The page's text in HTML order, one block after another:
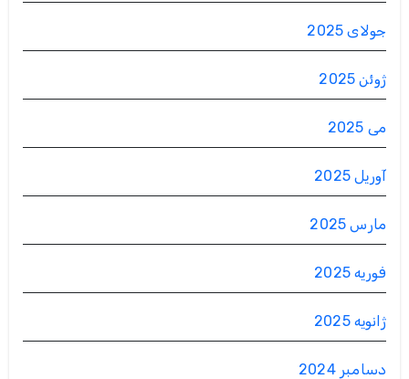
جولای 2025
ژوئن 2025
می 2025
آوریل 2025
مارس 2025
فوریه 2025
ژانویه 2025
دسامبر 2024